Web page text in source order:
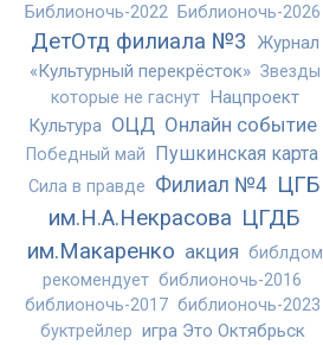
Библионочь-2022
Библионочь-2026
ДетОтд филиала №3
Журнал
«Культурный перекрёсток» Звезды
которые не гаснут Нацпроект
Культура ОЦД Онлайн событие
Победный май Пушкинская карта
Сила в правде Филиал №4 ЦГБ
им.Н.А.Некрасова ЦГДБ
им.Макаренко акция библдом
рекомендует библионочь-2016
библионочь-2017 библионочь-2023
буктрейлер игра Это Октябрьск